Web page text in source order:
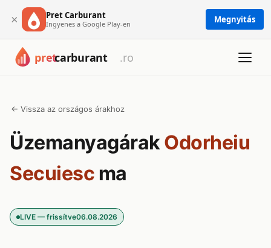
× Pret Carburant
Ingyenes a Google Play-en Megnyitás
← Vissza az országos árakhoz
ÜzemanyagárakOdorheiu
Secuiesc ma
LIVE — frissítve06.08.2026